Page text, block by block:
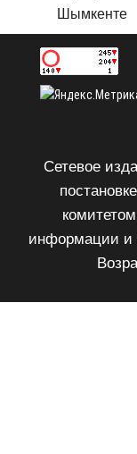
Шымкенте
Сетевое
информации и